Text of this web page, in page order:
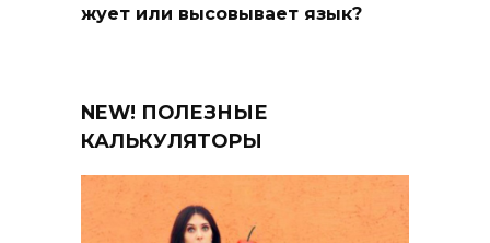
жует или высовывает язык?
NEW! ПОЛЕЗНЫЕ
КАЛЬКУЛЯТОРЫ